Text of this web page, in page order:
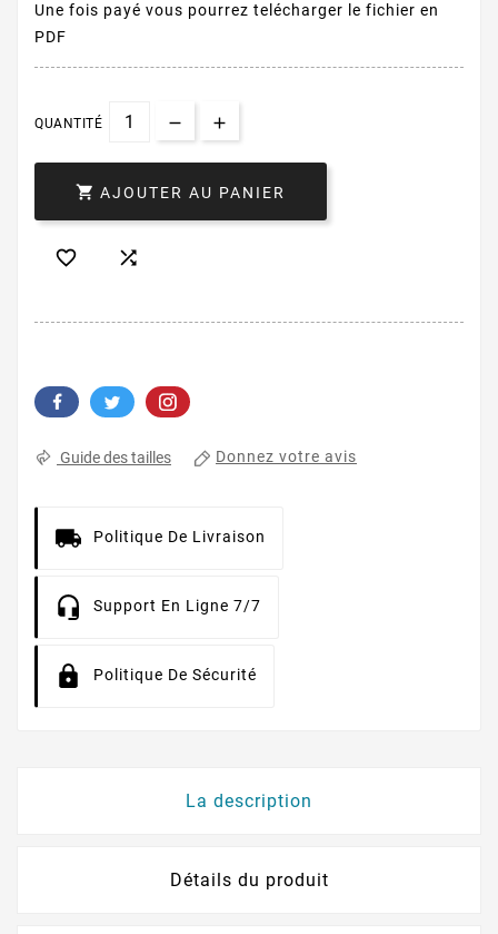
Une fois payé vous pourrez telécharger le fichier en
PDF
QUANTITÉ
 AJOUTER AU PANIER
 
Guide des tailles Donnez votre avis
Politique De Livraison
Support En Ligne 7/7
Politique De Sécurité
La description
Détails du produit